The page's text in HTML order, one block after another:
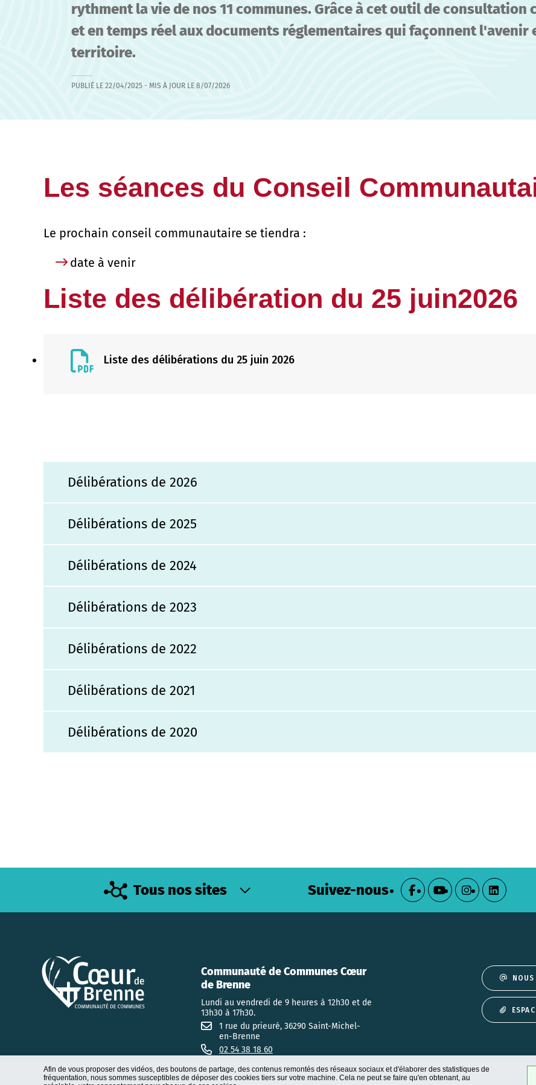
Afin de vous proposer des vidéos, des boutons de partage, des contenus remontés des réseaux sociaux et d'élaborer des statistiques de
fréquentation, nous sommes susceptibles de déposer des cookies tiers sur votre machine. Cela ne peut se faire qu'en obtenant, au
rythment la vie de nos 11 communes. Grâce à cet outil de
et en temps réel aux documents réglementaires qui façonnent l'avenir
territoire.
PUBLIÉ LE 22/04/2025 - MIS À JOUR LE 8/07/2026
Les séances du Conseil
Le prochain conseil communautaire se tiendra :
date à venir
Liste des délibération du 25 juin2026
Liste des délibérations du 25 juin 2026
Délibérations de 2026
Délibérations de 2025
Délibérations de 2024
Délibérations de 2023
Délibérations de 2022
Délibérations de 2021
Délibérations de 2020
Tous nos sites Suivez-nous
Communauté de Communes Cœur
de Brenne
Lundi au vendredi de 9 heures à 12h30 et de
13h30 à 17h30.
1 rue du prieuré, 36290 Saint-Michel-
en-Brenne
02 54 38 18 60